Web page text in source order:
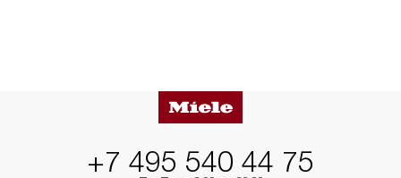
+7 495 540 44 75